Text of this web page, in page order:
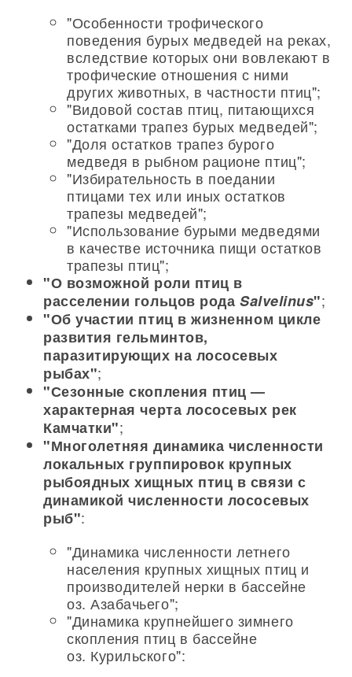
"Особенности трофического
поведения бурых медведей на реках,
вследствие которых они вовлекают в
трофические отношения с ними
других животных, в частности птиц";
"Видовой состав птиц, питающихся
остатками трапез бурых медведей";
"Доля остатков трапез бурого
медведя в рыбном рационе птиц";
"Избирательность в поедании
птицами тех или иных остатков
трапезы медведей";
"Использование бурыми медведями
в качестве источника пищи остатков
трапезы птиц";
"О возможной роли птиц в
расселении гольцов рода Salvelinus";
"Об участии птиц в жизненном цикле
развития гельминтов,
паразитирующих на лососевых
рыбах";
"Сезонные скопления птиц —
характерная черта лососевых рек
Камчатки";
"Многолетняя динамика численности
локальных группировок крупных
рыбоядных хищных птиц в связи с
динамикой численности лососевых
рыб":
"Динамика численности летнего
населения крупных хищных птиц и
производителей нерки в бассейне
оз. Азабачьего";
"Динамика крупнейшего зимнего
скопления птиц в бассейне
оз. Курильского":